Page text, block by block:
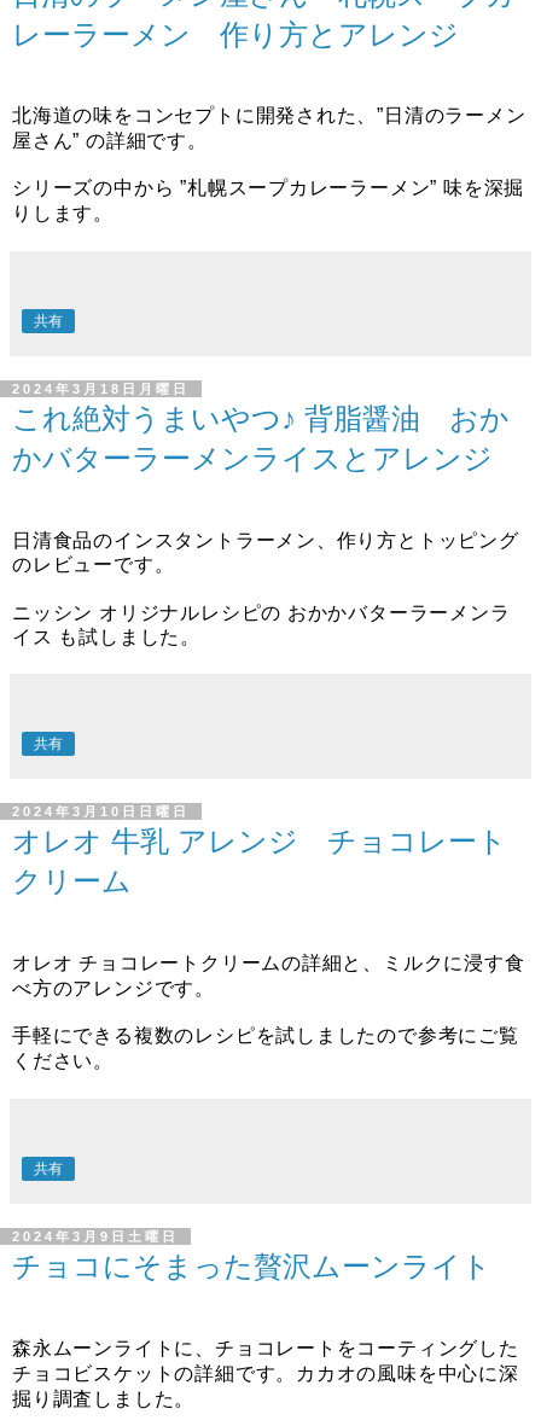
レーラーメン 作り方とアレンジ
北海道の味をコンセプトに開発された、”日清のラーメン
屋さん” の詳細です。
シリーズの中から ”札幌スープカレーラーメン” 味を深掘
りします。
共有
2024年3月18日月曜日
これ絶対うまいやつ♪ 背脂醤油 おか
かバターラーメンライスとアレンジ
日清食品のインスタントラーメン、作り方とトッピング
のレビューです。
ニッシン オリジナルレシピの おかかバターラーメンラ
イス も試しました。
共有
2024年3月10日日曜日
オレオ 牛乳 アレンジ チョコレート
クリーム
オレオ チョコレートクリームの詳細と、ミルクに浸す食
べ方のアレンジです。
手軽にできる複数のレシピを試しましたので参考にご覧
ください。
共有
2024年3月9日土曜日
チョコにそまった贅沢ムーンライト
森永ムーンライトに、チョコレートをコーティングした
チョコビスケットの詳細です。カカオの風味を中心に深
掘り調査しました。